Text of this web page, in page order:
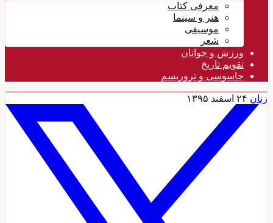
معرفی کتاب
هنر و سینما
موسیقی
شعر
ورزش و جوانان
تقویم تاريخ
جاسوسی و تروریسم
۲۴ اسفند ۱۳۹۵